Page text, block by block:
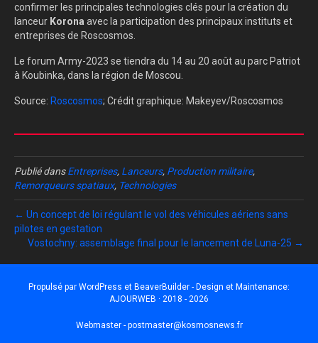
confirmer les principales technologies clés pour la création du
lanceur Korona avec la participation des principaux instituts et
entreprises de Roscosmos.
Le forum Army-2023 se tiendra du 14 au 20 août au parc Patriot
à Koubinka, dans la région de Moscou.
Source: Roscosmos; Crédit graphique: Makeyev/Roscosmos
Publié dansEntreprises, Lanceurs, Production militaire,
Remorqueurs spatiaux, Technologies
← Un concept de loi régulant le vol des véhicules aériens sans
pilotes en gestation
Vostochny: assemblage final pour le lancement de Luna-25 →
Propulsé par WordPress et BeaverBuilder - Design et Maintenance:
AJOURWEB · 2018 - 2026
Webmaster - postmaster@kosmosnews.fr